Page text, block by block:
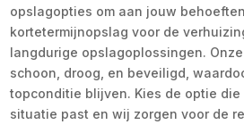
opslagopties om aan jouw
kortetermijnopslag voor de
langdurige opslagoplossingen.
schoon, droog, en beveiligd,
topconditie blijven. Kies de optie
situatie past en wij zorgen voor de